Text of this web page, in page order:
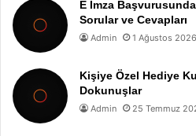
E İmza
Sorular ve Cevapları
Admin 1 Ağustos 2026
Kişiye Özel Hediye
Dokunuşlar
Admin 25 Temmuz